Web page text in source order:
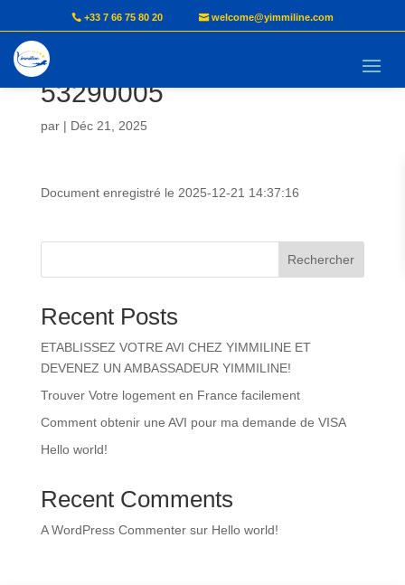
+33 7 66 75 80 20 welcome@yimmiline.com
Document AVI – FOKO –
53290005
par | Déc 21, 2025
Document enregistré le 2025-12-21 14:37:16
Rechercher
Recent Posts
ETABLISSEZ VOTRE AVI CHEZ YIMMILINE ET
DEVENEZ UN AMBASSADEUR YIMMILINE!
Trouver Votre logement en France facilement
Comment obtenir une AVI pour ma demande de VISA
Hello world!
Recent Comments
A WordPress Commentersur Hello world!